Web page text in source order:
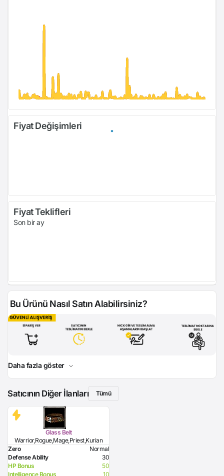
Fiyat Değişimleri
Fiyat Teklifleri
Son bir ay
Bu Ürünü Nasıl Satın Alabilirsiniz?
Daha fazla göster
Satıcının Diğer İlanları Tümü
Glass Belt
Warrior,Rogue,Mage,Priest,Kurian
Zero
Normal
Defense Ability
30
HP Bonus
50
Intelligence Bonus
10